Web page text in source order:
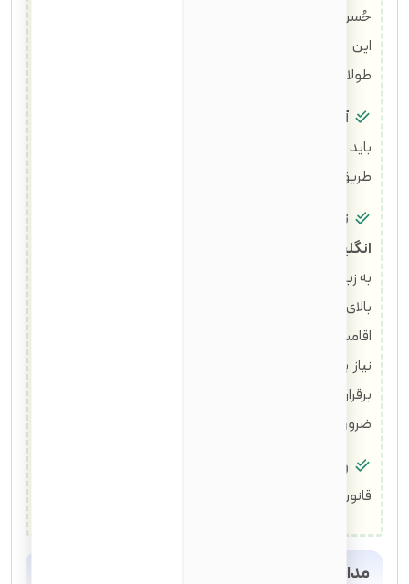
حُسن اخلاق برخوردار بوده و مرتکب جرایم خاصی نشده باشد.
این شامل عدم ارتکاب جرائم سنگین، عدم سابقه زندان
طولانی‌مدت و پرداخت مالیات می‌شود.
آگاهی از تاریخ و دولت آمریکا (آزمون مدنی):
باید دانش پایه در مورد تاریخ، اصول و ساختار دولت آمریکا را از
طریق آزمون مدنی (Civics Test) نشان دهد.
توانایی خواندن، نوشتن و صحبت کردن به زبان
انگلیسی:
به زبان انگلیسی باشد. معافیت‌هایی برای افراد مسن (معمولاً
اقامت دائم) و افرادی با ناتوانی‌های پزشکی خاص وجود دارد.
نیاز یا عدم نیاز به مدرک زبان رسمی وجود ندارد، اما توانایی
برقراری ارتباط در مصاحبه و قبولی در آزمون زبان کتبی و شفاهی
ضروری است.
وفاداری به قانون اساسی آمریکا:
قانون اساسی آمریکا سوگند وفاداری یاد کند.
مدارک لازم برای درخواست شهروندی آمریکا